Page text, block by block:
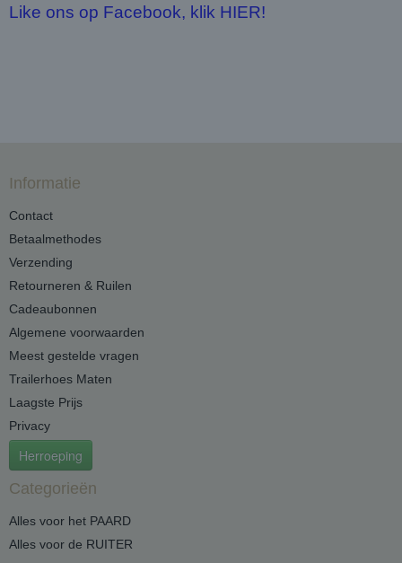
Like ons op Facebook, klik HIER!
Informatie
Contact
Betaalmethodes
Verzending
Retourneren & Ruilen
Cadeaubonnen
Algemene voorwaarden
Meest gestelde vragen
Trailerhoes Maten
Laagste Prijs
Privacy
Herroeping
Categorieën
Alles voor het PAARD
Alles voor de RUITER